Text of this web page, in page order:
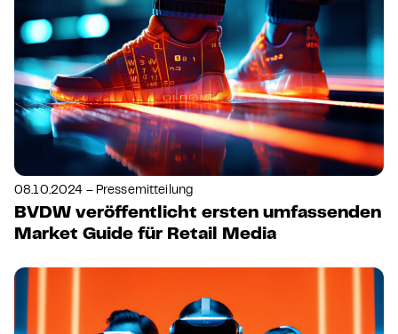
08.10.2024 – Pressemitteilung
BVDW veröffentlicht ersten umfassenden
Market Guide für Retail Media